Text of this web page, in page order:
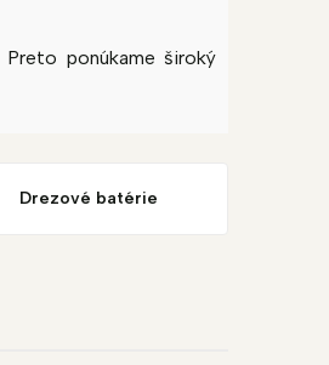
ponúkame široký
Drezové batérie